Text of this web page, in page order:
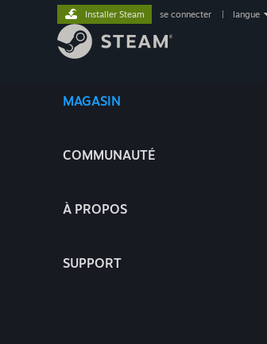
MAGASIN
COMMUNAUTÉ
À PROPOS
SUPPORT
Installer Steam se connecter langue